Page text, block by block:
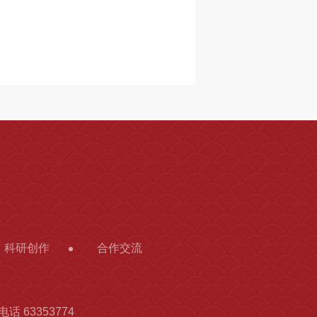
科研创作 合作交流
话 63353774